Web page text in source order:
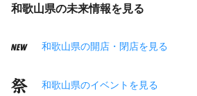
和歌山県の未来情報を見る
和歌山県の開店・閉店を見る
和歌山県のイベントを見る